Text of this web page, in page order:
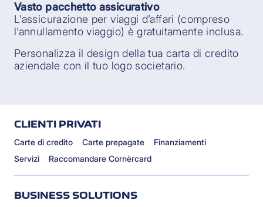
Vasto pacchetto assicurativo
L’assicurazione per viaggi d’affari (compreso
l’annullamento viaggio) è gratuitamente inclusa.
Personalizza il design della tua carta di credito
aziendale con il tuo logo societario.
CLIENTI PRIVATI
Carte di credito Carte prepagate
Finanziamenti
Servizi
Raccomandare Cornèrcard
BUSINESS SOLUTIONS